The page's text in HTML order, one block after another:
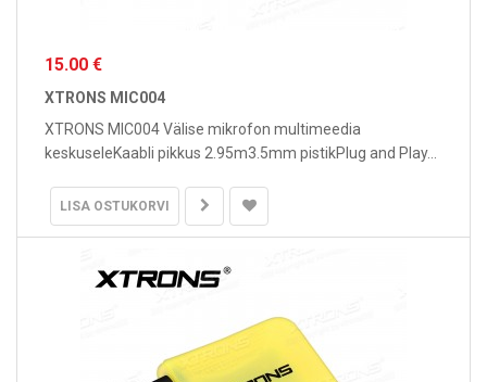
15.00 €
XTRONS MIC004
XTRONS MIC004 Välise mikrofon multimeedia
keskuseleKaabli pikkus 2.95m3.5mm pistikPlug and Play...
LISA OSTUKORVI